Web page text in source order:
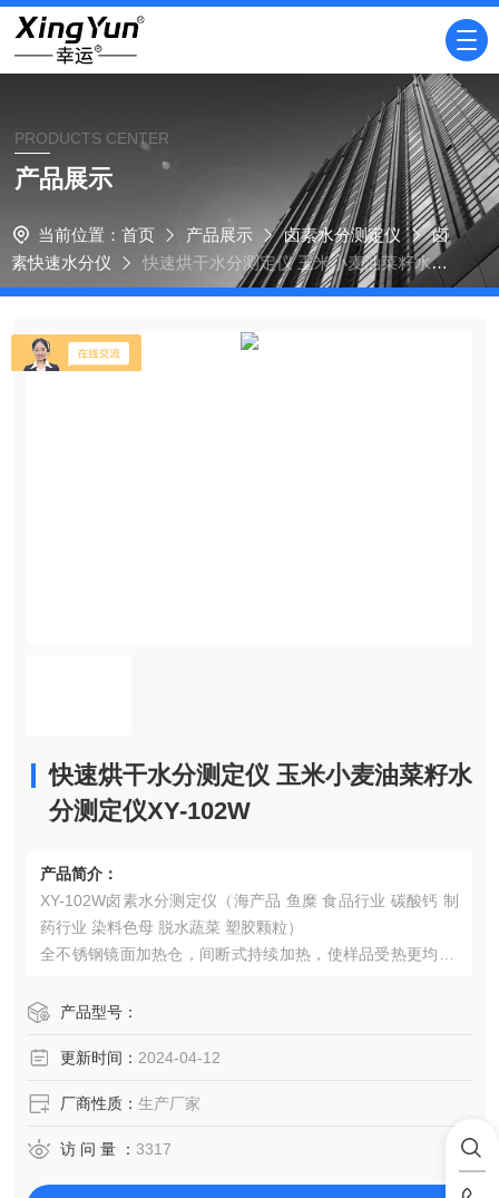
PRODUCTS CENTER
产品展示
当前位置： 首页 产品展示 卤素水分测定仪
卤
素快速水分仪
快速烘干水分测定仪 玉米小麦油菜籽水分
测定仪XY-102W
快速烘干水分测定仪 玉米小麦油菜籽水
分测定仪XY-102W
产品简介：
XY-102W卤素水分测定仪（海产品 鱼糜 食品行业 碳酸钙 制
药行业 染料色母 脱水蔬菜 塑胶颗粒）
全不锈钢镜面加热仓，间断式持续加热，使样品受热更均匀,
上，传感器是HBM进口,*的外观设计,可记忆多组干燥进程.该
产品型号：
更新时间： 2024-04-12
厂商性质： 生产厂家
访 问 量 ： 3317